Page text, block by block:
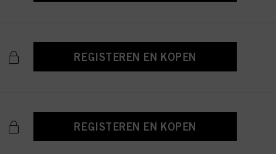
REGISTEREN EN KOPEN
REGISTEREN EN KOPEN